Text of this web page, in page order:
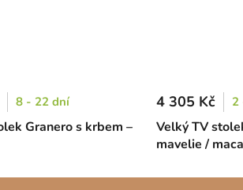
Granero s krbem –
8 - 22 dní
Velký TV
mavelie /
4 305 Kč 2